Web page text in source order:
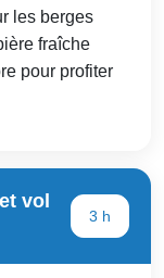
les berges
fraîche
pour profiter
vol
3 h